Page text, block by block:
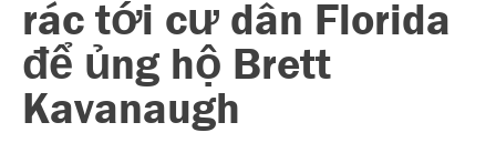
rác tới cư dân Florida
để ủng hộ Brett
Kavanaugh